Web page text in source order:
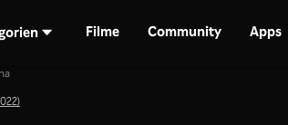
Filme Community Apps